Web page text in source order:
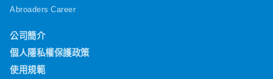
Abroaders Career
公司簡介
個人隱私權保護政策
使用規範